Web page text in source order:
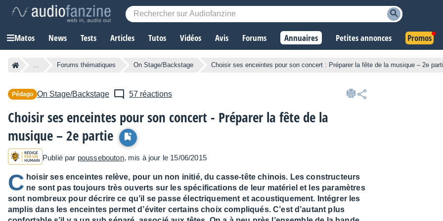
Matos News Tests Articles Tutos Vidéos Avis Forums Annuaires Petites annonces Promos
... Forums thématiques On Stage/Backstage Choisir ses enceintes pour son concert : Préparer la fête de la musique – 2e
Pédago On Stage/Backstage 57 réactions
Choisir ses enceintes pour son concert - Préparer la fête de la
musique – 2e partie
Publié par poussebouton, mis à jour le 15/06/2015
C hoisir ses enceintes relève, pour un non initié, du casse-tête chinois. Les constructeurs
ne sont pas toujours très ouverts sur les spécifications de leur matériel et les paramètres
sont nombreux pour décrire ce qu’il se passe électriquement et acoustiquement. Intégrer les
amplis dans les enceintes permet d’éviter certains choix compliqués. C’est d’autant plus